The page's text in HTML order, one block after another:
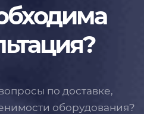
по доставке,
оборудования?